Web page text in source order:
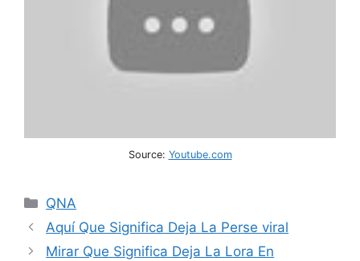
Source: Youtube.com
Categories
QNA
Aquí Que Significa Deja La Perse viral
Mirar Que Significa Deja La Lora En